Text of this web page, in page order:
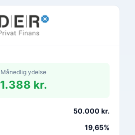
Månedlig ydelse
1.388 kr.
50.000 kr.
19,65%